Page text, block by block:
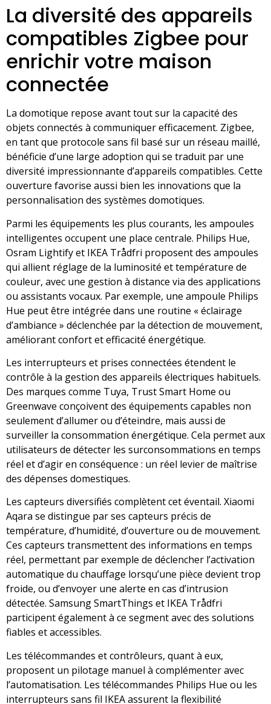
La diversité des appareils
compatibles Zigbee pour
enrichir votre maison
connectée
La domotique repose avant tout sur la capacité des
objets connectés à communiquer efficacement. Zigbee,
en tant que protocole sans fil basé sur un réseau maillé,
bénéficie d’une large adoption qui se traduit par une
diversité impressionnante d’appareils compatibles. Cette
ouverture favorise aussi bien les innovations que la
personnalisation des systèmes domotiques.
Parmi les équipements les plus courants, les ampoules
intelligentes occupent une place centrale. Philips Hue,
Osram Lightify et IKEA Trådfri proposent des ampoules
qui allient réglage de la luminosité et température de
couleur, avec une gestion à distance via des applications
ou assistants vocaux. Par exemple, une ampoule Philips
Hue peut être intégrée dans une routine « éclairage
d’ambiance » déclenchée par la détection de mouvement,
améliorant confort et efficacité énergétique.
Les interrupteurs et prises connectées étendent le
contrôle à la gestion des appareils électriques habituels.
Des marques comme Tuya, Trust Smart Home ou
Greenwave conçoivent des équipements capables non
seulement d’allumer ou d’éteindre, mais aussi de
surveiller la consommation énergétique. Cela permet aux
utilisateurs de détecter les surconsommations en temps
réel et d’agir en conséquence : un réel levier de maîtrise
des dépenses domestiques.
Les capteurs diversifiés complètent cet éventail. Xiaomi
Aqara se distingue par ses capteurs précis de
température, d’humidité, d’ouverture ou de mouvement.
Ces capteurs transmettent des informations en temps
réel, permettant par exemple de déclencher l’activation
automatique du chauffage lorsqu’une pièce devient trop
froide, ou d’envoyer une alerte en cas d’intrusion
détectée. Samsung SmartThings et IKEA Trådfri
participent également à ce segment avec des solutions
fiables et accessibles.
Les télécommandes et contrôleurs, quant à eux,
proposent un pilotage manuel à complémenter avec
l’automatisation. Les télécommandes Philips Hue ou les
interrupteurs sans fil IKEA assurent la flexibilité